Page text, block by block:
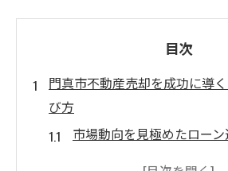
目次
門真市不動産売却を成功に導
び方
市場動向を見極めたロー
ローン商品を比較する際の